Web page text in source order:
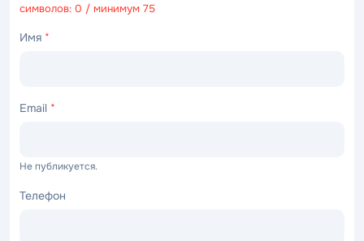
символов: 0 / минимум 75
Имя *
Email *
Не публикуется.
Телефон